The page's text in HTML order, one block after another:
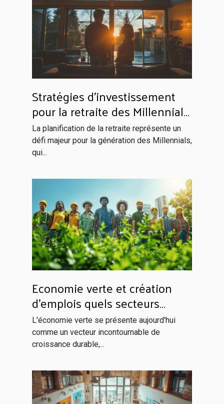
Stratégies d'investissement
pour la retraite des Millennials
en 2023 Tendance et
opportunités
La planification de la retraite représente un
défi majeur pour la génération des Millennials,
qui...
Economie verte et création
d'emplois quels secteurs
seront les champions de la
croissance écologique
L'économie verte se présente aujourd'hui
comme un vecteur incontournable de
croissance durable,...